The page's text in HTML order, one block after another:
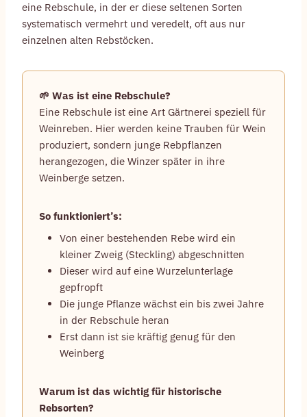
eine Rebschule, in der er diese seltenen Sorten
systematisch vermehrt und veredelt, oft aus nur
einzelnen alten Rebstöcken.
🌱 Was ist eine Rebschule?
Eine Rebschule ist eine Art Gärtnerei speziell für
Weinreben. Hier werden keine Trauben für Wein
produziert, sondern junge Rebpflanzen
herangezogen, die Winzer später in ihre
Weinberge setzen.
So funktioniert’s:
Von einer bestehenden Rebe wird ein
kleiner Zweig (Steckling) abgeschnitten
Dieser wird auf eine Wurzelunterlage
gepfropft
Die junge Pflanze wächst ein bis zwei Jahre
in der Rebschule heran
Erst dann ist sie kräftig genug für den
Weinberg
Warum ist das wichtig für historische
Rebsorten?